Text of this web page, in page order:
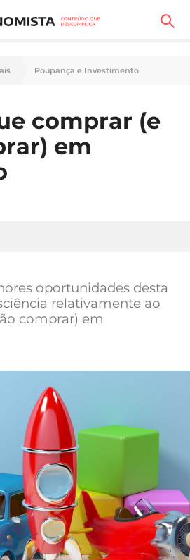
Poupança e Investimento
comprar (e
em
oportunidades desta
relativamente ao
comprar) em